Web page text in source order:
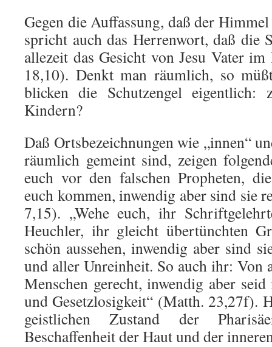
Gegen die Auffassung, daß der
spricht auch das Herrenwort, daß die
allezeit das Gesicht von Jesu Vater
18,10). Denkt man räumlich, so
blicken die Schutzengel
Kindern?
Daß Ortsbezeichnungen wie „innen“
räumlich gemeint sind, zeigen
euch vor den falschen Propheten,
euch kommen, inwendig aber sind sie
7,15). „Wehe euch, ihr
Heuchler, ihr gleicht übertünchten
schön aussehen, inwendig aber sind
und aller Unreinheit. So auch ihr: Von
Menschen gerecht, inwendig aber
und Gesetzlosigkeit“ (Matth. 23,27f).
geistlichen Zustand der
Beschaffenheit der Haut und der